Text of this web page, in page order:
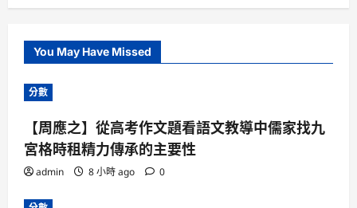
You May Have Missed
分數
【周應之】從高考作文題看語文教導中儒家找九
宮格時租精力傳承的主要性
admin 8 小時 ago 0